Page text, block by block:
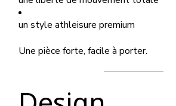
un style athleisure premium
Une pièce forte, facile à porter.